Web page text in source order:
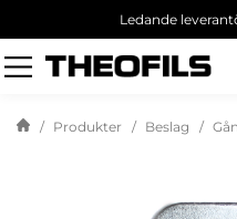
Ledande
Sök
produkt
Produkter Beslag